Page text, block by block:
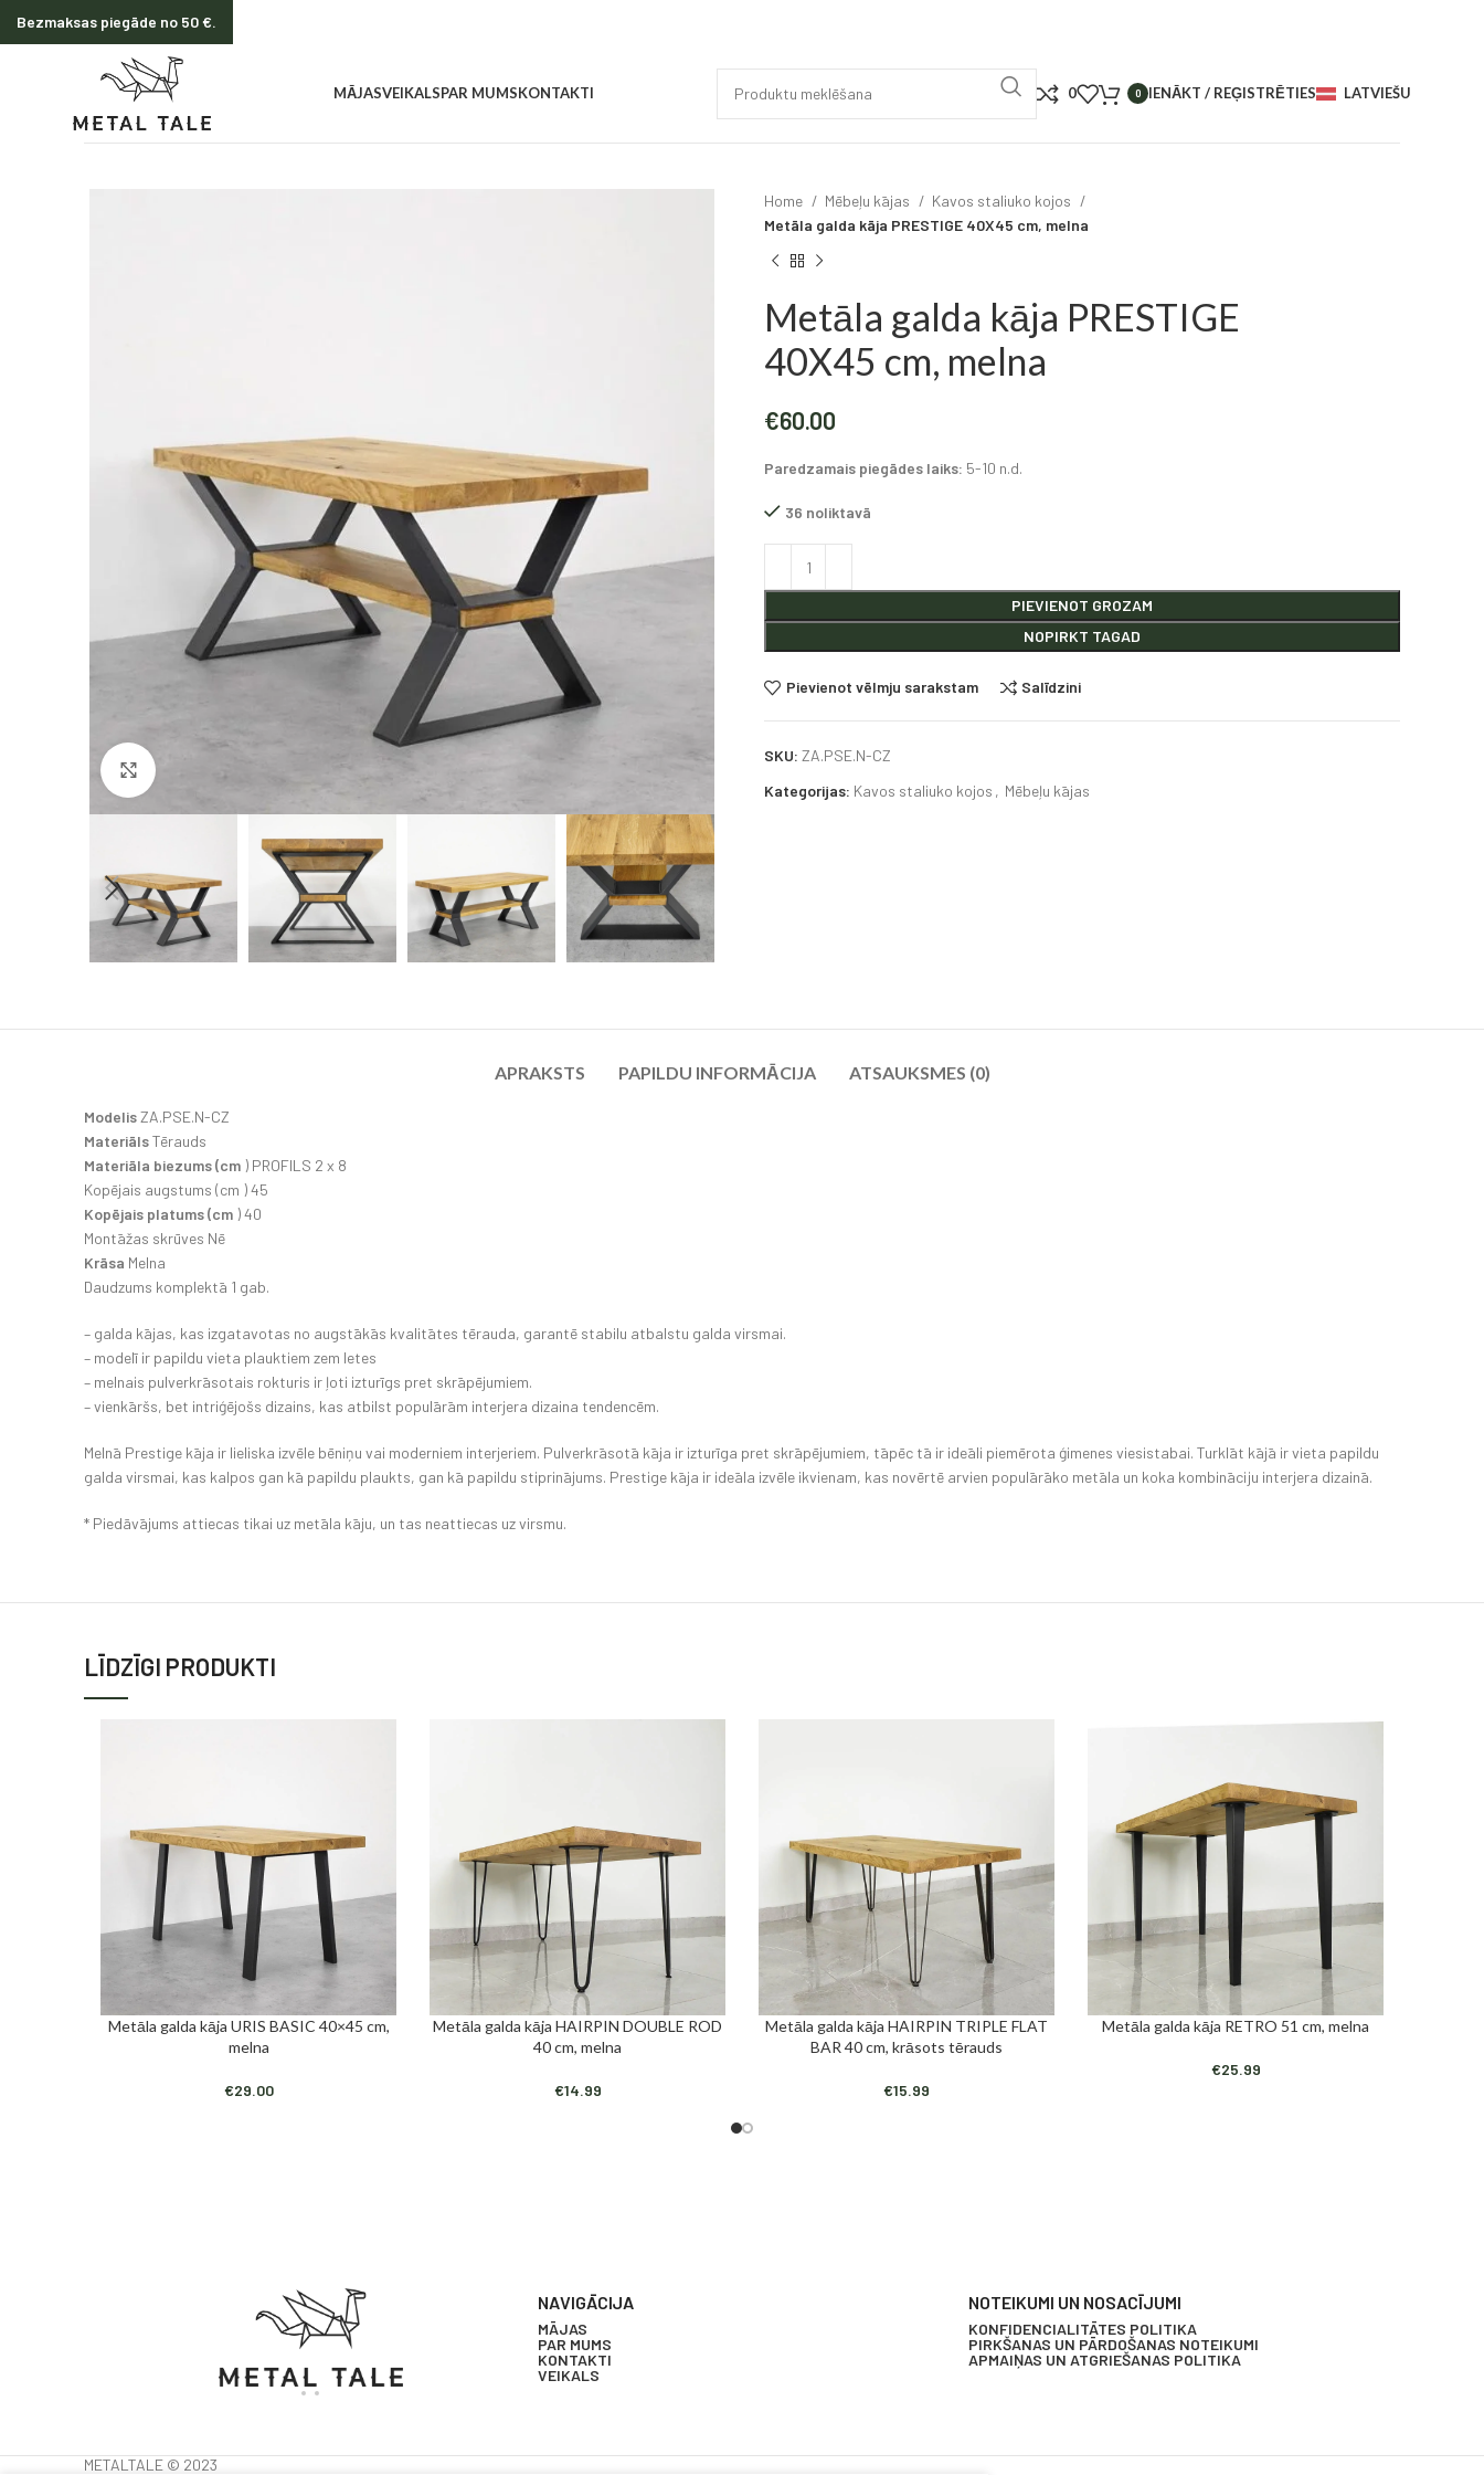
MĀJASVEIKALSPAR MUMSKONTAKTI 0 0 IENĀKT / REĢISTRĒTIES LATVIEŠU
Home Mēbeļu kājas
Kavos staliuko kojos
Metāla galda kāja PRESTIGE 40X45 cm, melna
Metāla galda kāja PRESTIGE
40X45 cm, melna
€60.00
Paredzamais piegādes laiks: 5-10 n.d.
36 noliktavā
PIEVIENOT GROZAM
NOPIRKT TAGAD
Pievienot vēlmju sarakstam Salīdzini
SKU: ZA.PSE.N-CZ
Kategorijas: Kavos staliuko kojos , Mēbeļu kājas
APRAKSTS PAPILDU INFORMĀCIJA ATSAUKSMES (0)
ModelisZA.PSE.N-CZ
MateriālsTērauds
Materiāla biezums (cm ) PROFILS 2 x 8
Kopējais augstums (cm ) 45
Kopējais platums (cm ) 40
Montāžas skrūves Nē
Krāsa Melna
Daudzums komplektā 1 gab.
– galda kājas, kas izgatavotas no augstākās kvalitātes tērauda, garantē stabilu atbalstu galda virsmai.
– modelī ir papildu vieta plauktiem zem letes
– melnais pulverkrāsotais rokturis ir ļoti izturīgs pret skrāpējumiem.
– vienkāršs, bet intriģējošs dizains, kas atbilst populārām interjera dizaina tendencēm.
Melnā Prestige kāja ir lieliska izvēle bēniņu vai moderniem interjeriem. Pulverkrāsotā kāja ir izturīga pret skrāpējumiem, tāpēc tā ir ideāli piemērota ģimenes viesistabai. Turklāt kājā ir vieta papildu
galda virsmai, kas kalpos gan kā papildu plaukts, gan kā papildu stiprinājums. Prestige kāja ir ideāla izvēle ikvienam, kas novērtē arvien populārāko metāla un koka kombināciju interjera dizainā.
* Piedāvājums attiecas tikai uz metāla kāju, un tas neattiecas uz virsmu.
LĪDZĪGI PRODUKTI
PIEVIENOT GROZAM
Metāla galda kāja URIS BASIC 40×45 cm,
melna
€29.00
PIEVIENOT GROZAM
Metāla galda kāja HAIRPIN DOUBLE ROD
40 cm, melna
€14.99
PIEVIENOT GROZAM
Metāla galda kāja HAIRPIN TRIPLE FLAT
BAR 40 cm, krāsots tērauds
€15.99
PIEVIENOT GROZAM
Metāla galda kāja RETRO 51 cm, melna
€25.99
NAVIGĀCIJA
MĀJAS
PAR MUMS
KONTAKTI
VEIKALS
NOTEIKUMI UN NOSACĪJUMI
KONFIDENCIALITĀTES POLITIKA
PIRKŠANAS UN PĀRDOŠANAS NOTEIKUMI
APMAIŅAS UN ATGRIEŠANAS POLITIKA
METALTALE © 2023
Bezmaksas piegāde no 50 €.